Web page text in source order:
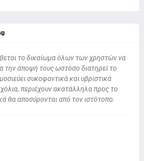
το δικαίωμα όλων των χρηστών να
την άποψή τους ωστόσο διατηρεί το
συκοφαντικά και υβριστικά
περιέχουν ακατάλληλα προς το
θα αποσύρονται από τον ιστότοπο.